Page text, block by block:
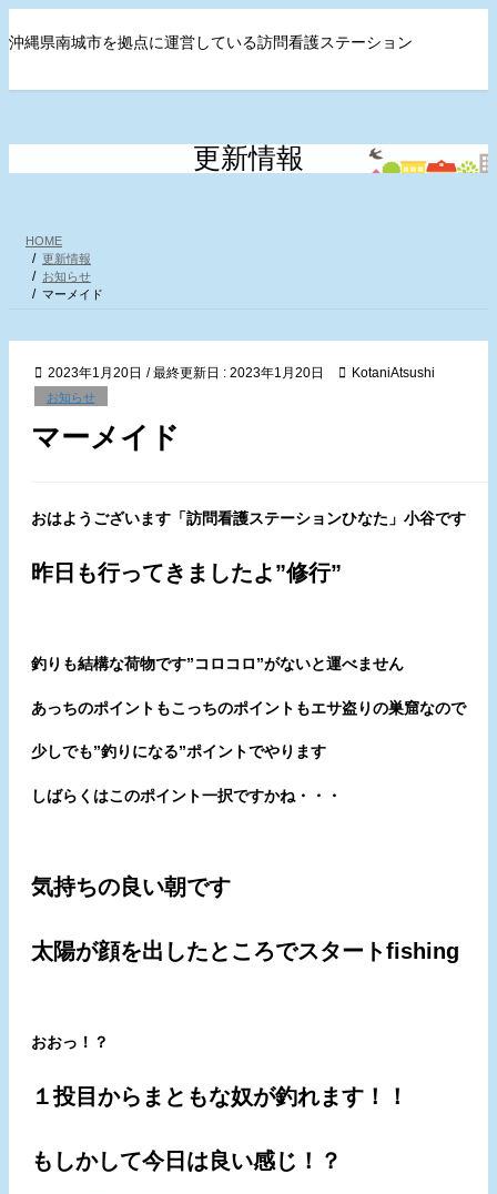
ン
ビ
移
沖縄県南城市を拠点に運営している訪問看護ステーション
更新情報
HOME
更新情報
お知らせ
マーメイド
2023年1月20日 / 最終更新日 : 2023年1月20日 KotaniAtsushi
お知らせ
マーメイド
おはようございます「訪問看護ステーションひなた」小谷です
昨日も行ってきましたよ”修行”
釣りも結構な荷物です”コロコロ”がないと運べません
あっちのポイントもこっちのポイントもエサ盗りの巣窟なので
少しでも”釣りになる”ポイントでやります
しばらくはこのポイント一択ですかね・・・
気持ちの良い朝です
太陽が顔を出したところでスタートfishing
おおっ！？
１投目からまともな奴が釣れます！！
もしかして今日は良い感じ！？